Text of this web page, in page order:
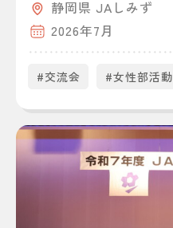
静岡県 JAしみず
2026年7月
#交流会 #女性部活動